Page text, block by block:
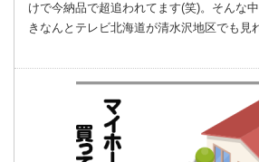
けで今納品で超追われてます(笑)。そんな
きなんとテレビ北海道が清水沢地区でも見